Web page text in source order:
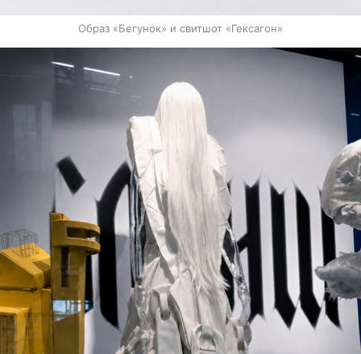
Образ «Бегунок» и свитшот «Гексагон»